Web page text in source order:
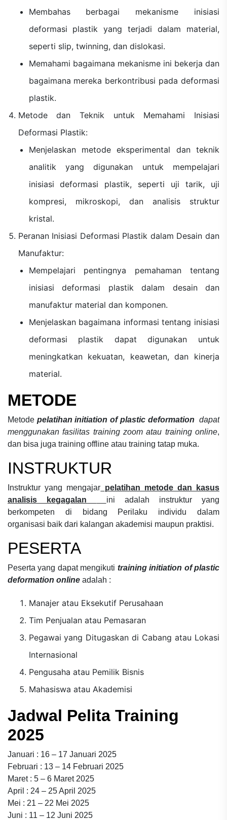
Membahas berbagai mekanisme inisiasi
deformasi plastik yang terjadi dalam material,
seperti slip, twinning, dan dislokasi.
Memahami bagaimana mekanisme ini bekerja dan
bagaimana mereka berkontribusi pada deformasi
plastik.
Metode dan Teknik untuk Memahami Inisiasi
Deformasi Plastik:
Menjelaskan metode eksperimental dan teknik
analitik yang digunakan untuk mempelajari
inisiasi deformasi plastik, seperti uji tarik, uji
kompresi, mikroskopi, dan analisis struktur
kristal.
Peranan Inisiasi Deformasi Plastik dalam Desain dan
Manufaktur:
Mempelajari pentingnya pemahaman tentang
inisiasi deformasi plastik dalam desain dan
manufaktur material dan komponen.
Menjelaskan bagaimana informasi tentang inisiasi
deformasi plastik dapat digunakan untuk
meningkatkan kekuatan, keawetan, dan kinerja
material.
METODE
Metode pelatihan initiation of plastic deformation dapat
menggunakan fasilitas training zoom atau training online,
dan bisa juga training offline atau training tatap muka.
INSTRUKTUR
Instruktur yang mengajar pelatihan metode dan kasus
analisis kegagalan
ini adalah instruktur yang
berkompeten di bidang Perilaku individu dalam
organisasi baik dari kalangan akademisi maupun praktisi.
PESERTA
Peserta yang dapat mengikuti training initiation of plastic
deformation online adalah :
Manajer atau Eksekutif Perusahaan
Tim Penjualan atau Pemasaran
Pegawai yang Ditugaskan di Cabang atau Lokasi
Internasional
Pengusaha atau Pemilik Bisnis
Mahasiswa atau Akademisi
Jadwal Pelita Training
2025
Januari : 16 – 17 Januari 2025
Februari : 13 – 14 Februari 2025
Maret : 5 – 6 Maret 2025
April : 24 – 25 April 2025
Mei : 21 – 22 Mei 2025
Juni : 11 – 12 Juni 2025